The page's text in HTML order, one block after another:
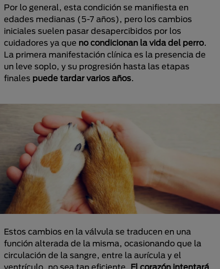
Por lo general, esta condición se manifiesta en
edades medianas (5-7 años), pero los cambios
iniciales suelen pasar desapercibidos por los
cuidadores ya que no condicionan la vida del perro.
La primera manifestación clínica es la presencia de
un leve soplo, y su progresión hasta las etapas
finales puede tardar varios años.
Estos cambios en la válvula se traducen en una
función alterada de la misma, ocasionando que la
circulación de la sangre, entre la aurícula y el
ventrículo, no sea tan eficiente. El corazón intentará